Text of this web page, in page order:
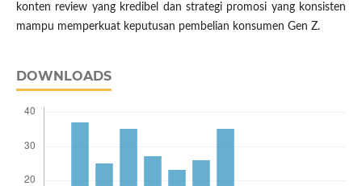
konten review yang kredibel dan strategi promosi yang konsisten
mampu memperkuat keputusan pembelian konsumen Gen Z.
DOWNLOADS